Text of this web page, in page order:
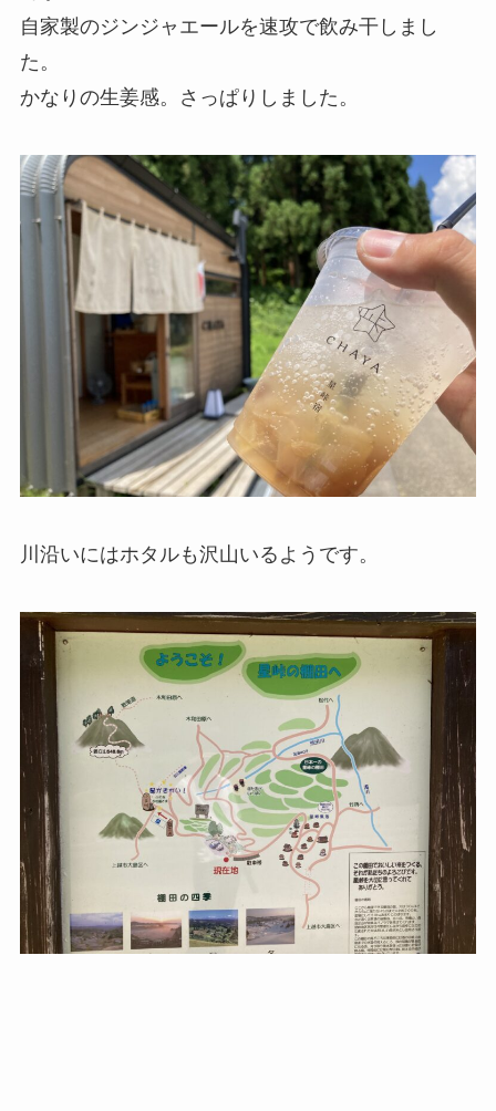
自家製のジンジャエールを速攻で飲み干しまし
た。
かなりの生姜感。さっぱりしました。
川沿いにはホタルも沢山いるようです。